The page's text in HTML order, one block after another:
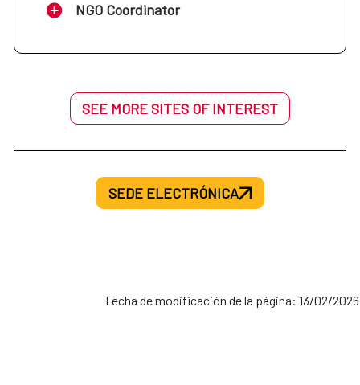
NGO Coordinator
SEE MORE SITES OF INTEREST
SEDE ELECTRÓNICA
Fecha de modificación de la página: 13/02/2026